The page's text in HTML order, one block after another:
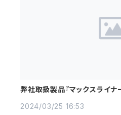
弊社取扱製品『マックスライナ
2024/03/25 16:53